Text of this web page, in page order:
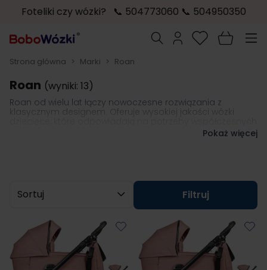
Foteliki czy wózki? 📞 504773060 📞 504950350
Szukaj
Strona główna > Marki > Roan
Roan (wyniki: 13)
Roan od wielu lat łączy nowoczesne rozwiązania z
klasycznym designem. Oferuje wysokiej jakości wózki
rodziców. Produkty charakteryzują się solidnym
sprzętów marki odszukają coś dla siebie opiekunowie z
różnymi potrzebami i stylami życia.
Pokaż więcej
Sortuj wg
Filtruj